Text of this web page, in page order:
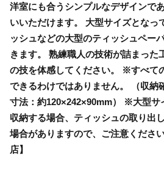
洋室にも合うシンプルなデザインで
いいただけます。 大型サイズとなっ
ッシュなどの大型のティッシュペー
きます。 熟練職人の技術が詰まった
の技を体感してください。 ※すべて
できるわけではありません。 （収納
寸法：約120×242×90mm） ※大型サ
収納する場合、ティッシュの取り出
場合がありますので、ご注意くださ
店】